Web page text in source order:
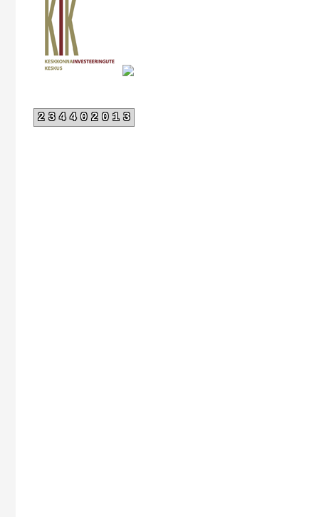
234402013